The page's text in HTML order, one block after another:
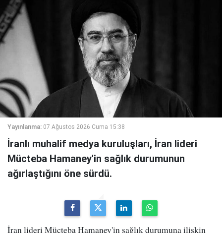
Yayınlanma: 07 Ağustos 2026 Cuma 15:38
İranlı muhalif medya kuruluşları, İran lideri
Mücteba Hamaney'in sağlık durumunun
ağırlaştığını öne sürdü.
İran lideri Mücteba Hamaney'in sağlık durumuna ilişkin